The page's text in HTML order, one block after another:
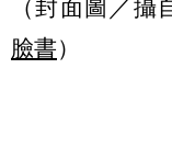
（封面圖／
臉書）